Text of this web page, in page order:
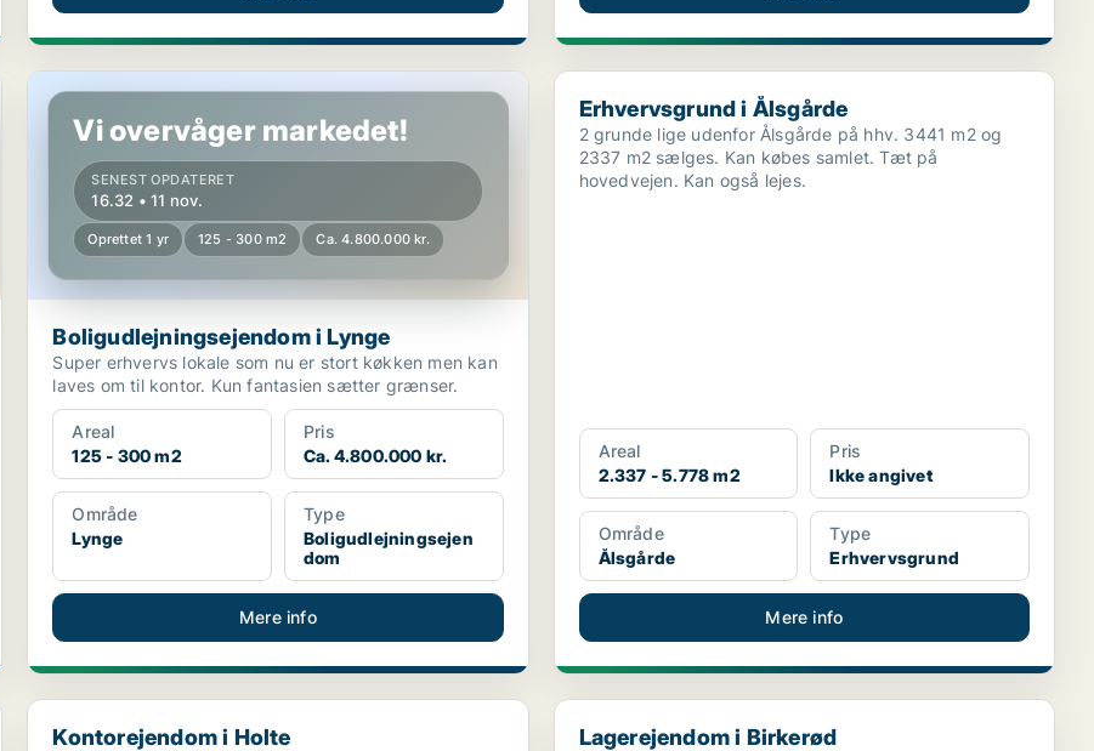
Boligudlejningsejendom i Lynge
Vi overvåger markedet!
SENEST OPDATERET
16.32 • 11 nov.
Oprettet 1 yr 125 - 300 m2 Ca. 4.800.000 kr.
Boligudlejningsejendom i Lynge
Super erhvervs lokale som nu er stort køkken men kan
laves om til kontor. Kun fantasien sætter grænser.
Areal
125 - 300 m2
Pris
Ca. 4.800.000 kr.
Område
Lynge
Type
Boligudlejningsejen
dom
Mere info
Erhvervsgrund i Ålsgårde
Erhvervsgrund i Ålsgårde
2 grunde lige udenfor Ålsgårde på hhv. 3441 m2 og
2337 m2 sælges. Kan købes samlet. Tæt på
hovedvejen. Kan også lejes.
Areal
2.337 - 5.778 m2
Pris
Ikke angivet
Område
Ålsgårde
Type
Erhvervsgrund
Mere info
Kontorejendom i Holte
Kontorejendom i Holte
Lagerejendom i Birkerød
Lagerejendom i Birkerød